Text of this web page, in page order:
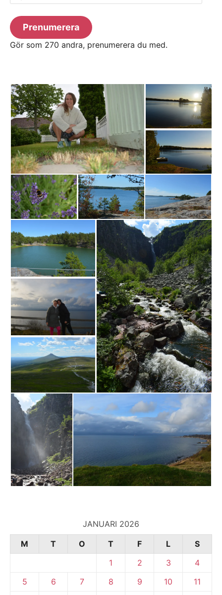
postadress
Prenumerera
Gör som 270 andra, prenumerera du med.
JANUARI 2026
M
T O T F L
S
1
2 3
4
5
6 7 8 9 10
11